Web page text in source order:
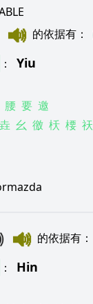
的依据有 ：
： Yiu
腰 要 邀
垚 幺 徼 枖 楆 祆
的依据有 ：
： Hin